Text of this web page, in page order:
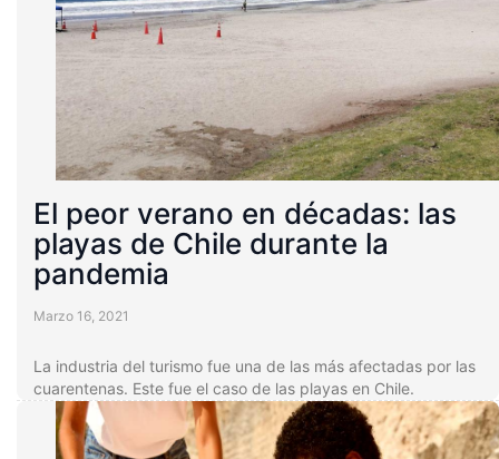
El peor verano en décadas: las
playas de Chile durante la
pandemia
Marzo 16, 2021
La industria del turismo fue una de las más afectadas por las
cuarentenas. Este fue el caso de las playas en Chile.